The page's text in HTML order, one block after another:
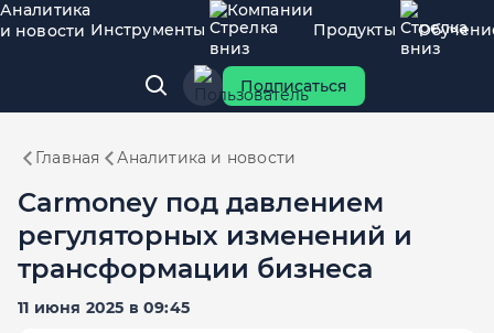
Аналитика
и новости Инструменты
Компании
Продукты
Подписаться
Главная Аналитика и новости
Carmoney под давлением
регуляторных изменений и
трансформации бизнеса
11 июня 2025 в 09:45